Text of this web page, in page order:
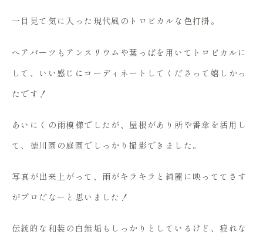
一目見て気に入った現代風のトロピカルな色打掛。
ヘアパーツもアンスリウムや葉っぱを用いてトロピカルに
して、いい感じにコーディネートしてくださって嬉しかっ
たです！
あいにくの雨模様でしたが、屋根があり所や番傘を活用し
て、徳川園の庭園でしっかり撮影できました。
写真が出来上がって、雨がキラキラと綺麗に映っててさす
がプロだなーと思いました！
伝統的な和装の白無垢もしっかりとしているけど、疲れな